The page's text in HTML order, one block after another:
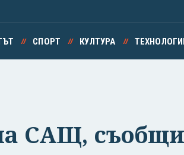
СПОРТ КУЛТУРА
САЩ,